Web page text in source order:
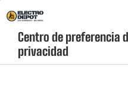
Menú
Centro de preferencia
privacidad